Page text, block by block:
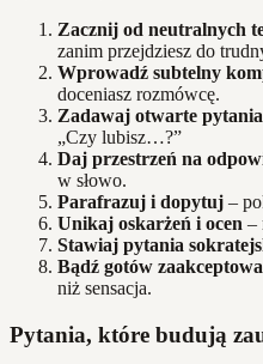
Zacznij od neutralnych
zanim przejdziesz do
Wprowadź subtelny
doceniasz rozmówcę.
Zadawaj otwarte pytania
„Czy lubisz…?”
Daj przestrzeń na
w słowo.
Parafrazuj i dopytuj –
Unikaj oskarżeń i ocen –
Stawiaj pytania
Bądź gotów
niż sensacja.
Pytania, które budują